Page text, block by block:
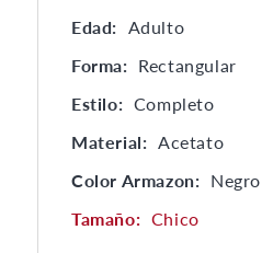
Edad:
Adulto
Forma:
Rectangular
Estilo: Completo
Material:
Acetato
Color Armazon:
Negro
Tamaño: Chico